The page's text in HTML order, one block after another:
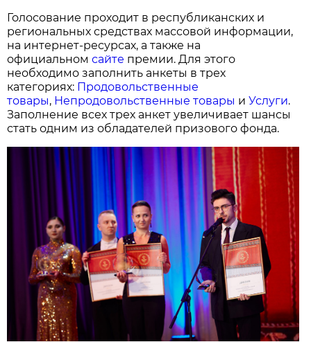
Голосование проходит в республиканских и
региональных средствах массовой информации,
на интернет-ресурсах, а также на
официальномсайте премии. Для этого
необходимо заполнить анкеты в трех
категориях: Продовольственные
товары, Непродовольственные товары иУслуги.
Заполнение всех трех анкет увеличивает шансы
стать одним из обладателей призового фонда.